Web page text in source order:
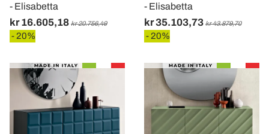
- Elisabetta
kr 16.605,18 kr 20.756,49
- 20%
- Elisabetta
kr 35.103,73 kr 43.879,70
- 20%